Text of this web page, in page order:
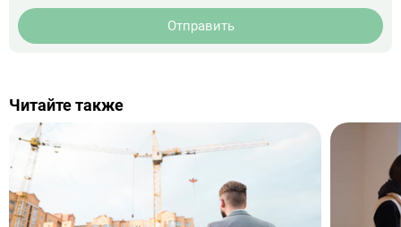
Отправить
Читайте также